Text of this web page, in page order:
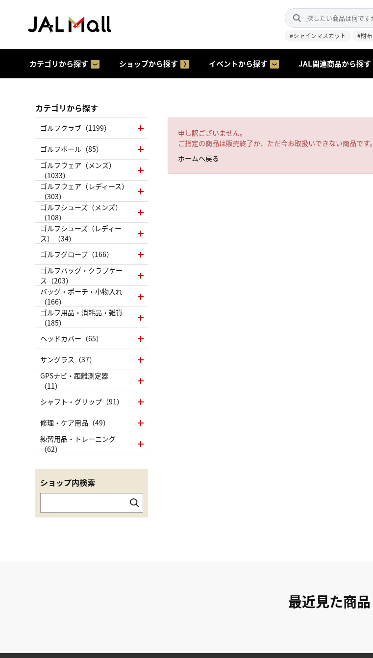
#シャインマスカット #財布
カテゴリから探す ショップから探す イベントから探す JAL関連商品から探す
カテゴリから探す
ゴルフクラブ（1199）
ゴルフボール（85）
ゴルフウェア（メンズ）
（1033）
ゴルフウェア（レディース）
（303）
ゴルフシューズ（メンズ）
（108）
ゴルフシューズ（レディー
ス）（34）
ゴルフグローブ（166）
ゴルフバッグ・クラブケー
ス（203）
バッグ・ポーチ・小物入れ
（166）
ゴルフ用品・消耗品・雑貨
（185）
ヘッドカバー（65）
サングラス（37）
GPSナビ・距離測定器
（11）
シャフト・グリップ（91）
修理・ケア用品（49）
練習用品・トレーニング
（62）
ショップ内検索
申し訳ございません。
ご指定の商品は販売終了か、ただ今お取扱いできない商品です。
ホームへ戻る
最近見た商品